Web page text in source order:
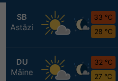
SB
Astăzi
33 °C
28 °C
DU
Mâine
32 °C
27 °C